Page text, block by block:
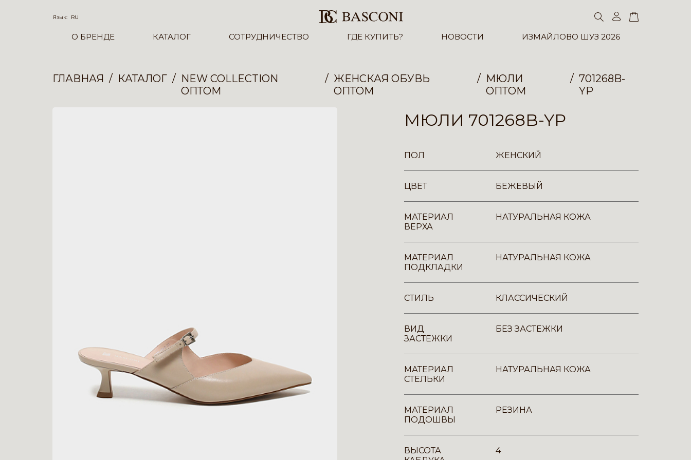
Язык: RU
О БРЕНДЕ КАТАЛОГ СОТРУДНИЧЕСТВО ГДЕ КУПИТЬ? НОВОСТИ ИЗМАЙЛОВО ШУЗ 2026
ГЛАВНАЯ КАТАЛОГ
NEW COLLECTION
ОПТОМ
ЖЕНСКАЯ ОБУВЬ
ОПТОМ
МЮЛИ
ОПТОМ
701268B-
YP
МЮЛИ 701268B-YP
ПОЛ ЖЕНСКИЙ
ЦВЕТ БЕЖЕВЫЙ
МАТЕРИАЛ
ВЕРХА
НАТУРАЛЬНАЯ КОЖА
МАТЕРИАЛ
ПОДКЛАДКИ
НАТУРАЛЬНАЯ КОЖА
СТИЛЬ КЛАССИЧЕСКИЙ
ВИД
ЗАСТЕЖКИ
БЕЗ ЗАСТЕЖКИ
МАТЕРИАЛ
СТЕЛЬКИ
НАТУРАЛЬНАЯ КОЖА
МАТЕРИАЛ
ПОДОШВЫ
РЕЗИНА
ВЫСОТА
4